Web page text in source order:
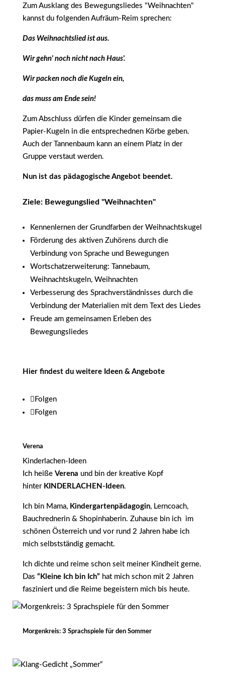
Zum Ausklang des Bewegungsliedes "Weihnachten"
kannst du folgenden Aufräum-Reim sprechen:
Das Weihnachtslied ist aus.
Wir gehn' noch nicht nach Haus'.
Wir packen noch die Kugeln ein,
das muss am Ende sein!
Zum Abschluss dürfen die Kinder gemeinsam die
Papier-Kugeln in die entsprechednen Körbe geben.
Auch der Tannenbaum kann an einem Platz in der
Gruppe verstaut werden.
Nun ist das pädagogische Angebot beendet.
Ziele: Bewegungslied "Weihnachten"
Kennenlernen der Grundfarben der Weihnachtskugel
Förderung des aktiven Zuhörens durch die
Verbindung von Sprache und Bewegungen
Wortschatzerweiterung: Tannebaum,
Weihnachtskugeln, Weihnachten
Verbesserung des Sprachverständnisses durch die
Verbindung der Materialien mit dem Text des Liedes
Freude am gemeinsamen Erleben des
Bewegungsliedes
Hier findest du weitere Ideen & Angebote
Folgen
Folgen
Verena
Kinderlachen-Ideen
Ich heiße Verena und bin der kreative Kopf
hinter KINDERLACHEN-Ideen.
Ich bin Mama, Kindergartenpädagogin, Lerncoach,
Bauchrednerin & Shopinhaberin. Zuhause bin ich im
schönen Österreich und vor rund 2 Jahren habe ich
mich selbstständig gemacht.
Ich dichte und reime schon seit meiner Kindheit gerne.
Das “Kleine Ich bin Ich” hat mich schon mit 2 Jahren
fasziniert und die Reime begeistern mich bis heute.
Morgenkreis: 3 Sprachspiele für den Sommer